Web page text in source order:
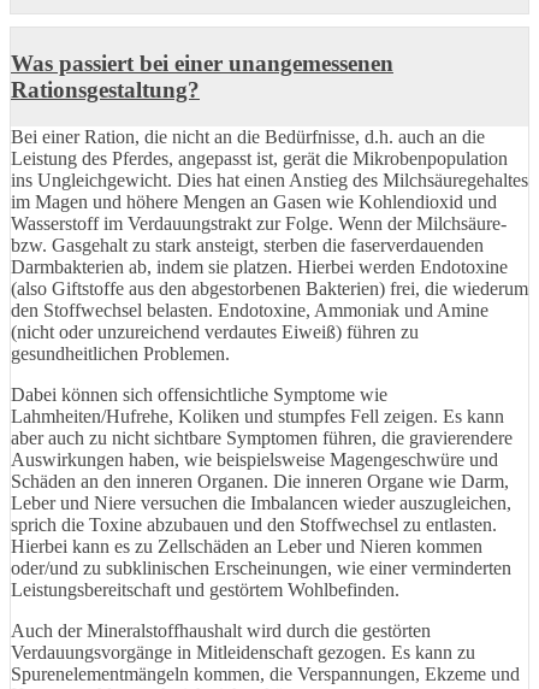
Was passiert bei einer unangemessenen
Rationsgestaltung?
Bei einer Ration, die nicht an die Bedürfnisse, d.h. auch an die
Leistung des Pferdes, angepasst ist, gerät die Mikrobenpopulation
ins Ungleichgewicht. Dies hat einen Anstieg des Milchsäuregehaltes
im Magen und höhere Mengen an Gasen wie Kohlendioxid und
Wasserstoff im Verdauungstrakt zur Folge. Wenn der Milchsäure-
bzw. Gasgehalt zu stark ansteigt, sterben die faserverdauenden
Darmbakterien ab, indem sie platzen. Hierbei werden Endotoxine
(also Giftstoffe aus den abgestorbenen Bakterien) frei, die wiederum
den Stoffwechsel belasten. Endotoxine, Ammoniak und Amine
(nicht oder unzureichend verdautes Eiweiß) führen zu
gesundheitlichen Problemen.
Dabei können sich offensichtliche Symptome wie
Lahmheiten/Hufrehe, Koliken und stumpfes Fell zeigen. Es kann
aber auch zu nicht sichtbare Symptomen führen, die gravierendere
Auswirkungen haben, wie beispielsweise Magengeschwüre und
Schäden an den inneren Organen. Die inneren Organe wie Darm,
Leber und Niere versuchen die Imbalancen wieder auszugleichen,
sprich die Toxine abzubauen und den Stoffwechsel zu entlasten.
Hierbei kann es zu Zellschäden an Leber und Nieren kommen
oder/und zu subklinischen Erscheinungen, wie einer verminderten
Leistungsbereitschaft und gestörtem Wohlbefinden.
Auch der Mineralstoffhaushalt wird durch die gestörten
Verdauungsvorgänge in Mitleidenschaft gezogen. Es kann zu
Spurenelementmängeln kommen, die Verspannungen, Ekzeme und